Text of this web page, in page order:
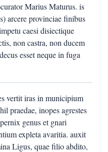
Marius Maturus. is
arcere provinciae finibus
caesi disiectique
non castra, non ducem
esset neque in fuga
vertit iras in municipium
praedae, inopes agrestes
genus et gnari
expleta avaritia. auxit
Ligus, quae filio abdito,